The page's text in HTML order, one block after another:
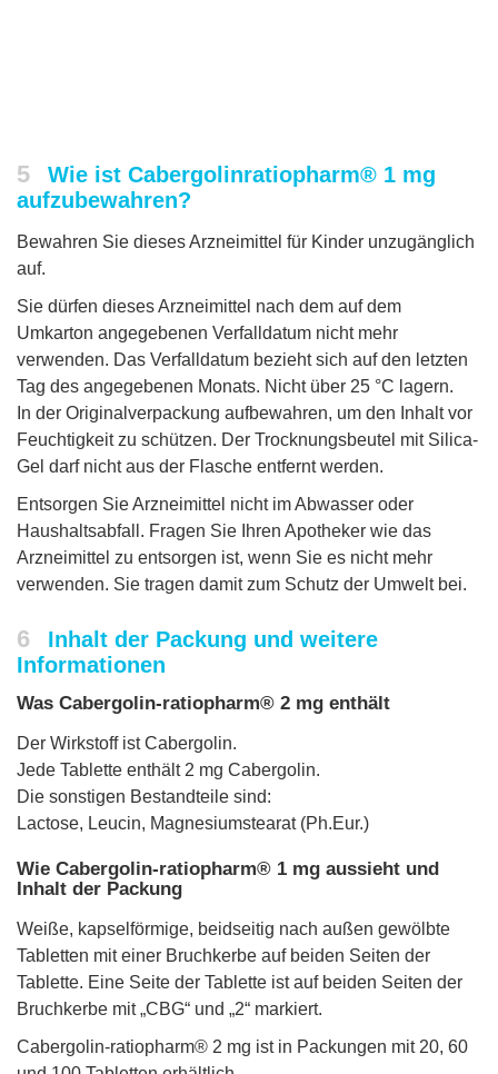
5
Wie ist Cabergolinratiopharm® 1 mg
aufzubewahren?
Bewahren Sie dieses Arzneimittel für Kinder unzugänglich
auf.
Sie dürfen dieses Arzneimittel nach dem auf dem
Umkarton angegebenen Verfalldatum nicht mehr
verwenden. Das Verfalldatum bezieht sich auf den letzten
Tag des angegebenen Monats. Nicht über 25 °C lagern.
In der Originalverpackung aufbewahren, um den Inhalt vor
Feuchtigkeit zu schützen. Der Trocknungsbeutel mit Silica-
Gel darf nicht aus der Flasche entfernt werden.
Entsorgen Sie Arzneimittel nicht im Abwasser oder
Haushaltsabfall. Fragen Sie Ihren Apotheker wie das
Arzneimittel zu entsorgen ist, wenn Sie es nicht mehr
verwenden. Sie tragen damit zum Schutz der Umwelt bei.
6
Inhalt der Packung und weitere
Informationen
Was Cabergolin-ratiopharm® 2 mg enthält
Der Wirkstoff ist Cabergolin.
Jede Tablette enthält 2 mg Cabergolin.
Die sonstigen Bestandteile sind:
Lactose, Leucin, Magnesiumstearat (Ph.Eur.)
Wie Cabergolin-ratiopharm® 1 mg aussieht und
Inhalt der Packung
Weiße, kapselförmige, beidseitig nach außen gewölbte
Tabletten mit einer Bruchkerbe auf beiden Seiten der
Tablette. Eine Seite der Tablette ist auf beiden Seiten der
Bruchkerbe mit „CBG“ und „2“ markiert.
Cabergolin-ratiopharm® 2 mg ist in Packungen mit 20, 60